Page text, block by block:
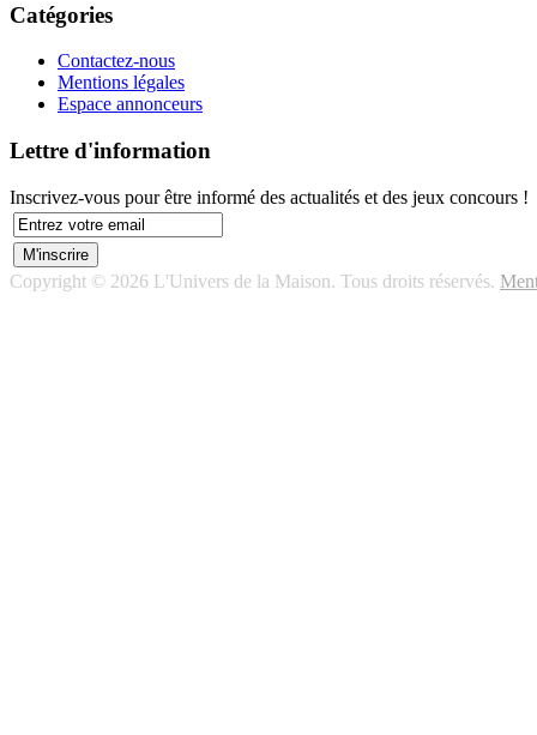
Catégories
Contactez-nous
Mentions légales
Espace annonceurs
Lettre d'information
Inscrivez-vous pour être informé des actualités et des jeux concours !
Copyright © 2026 L'Univers de la Maison. Tous droits réservés.